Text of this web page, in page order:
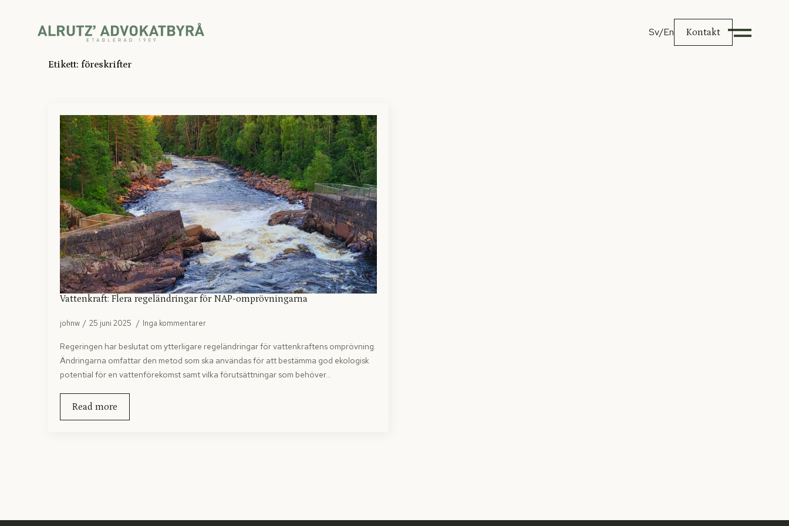
Sv/En Kontakt
Etikett: föreskrifter
Vattenkraft: Flera regeländringar för NAP-omprövningarna
johnw 25 juni 2025 Inga kommentarer
Regeringen har beslutat om ytterligare regeländringar för vattenkraftens omprövning.
Ändringarna omfattar den metod som ska användas för att bestämma god ekologisk
potential för en vattenförekomst samt vilka förutsättningar som behöver…
Read more